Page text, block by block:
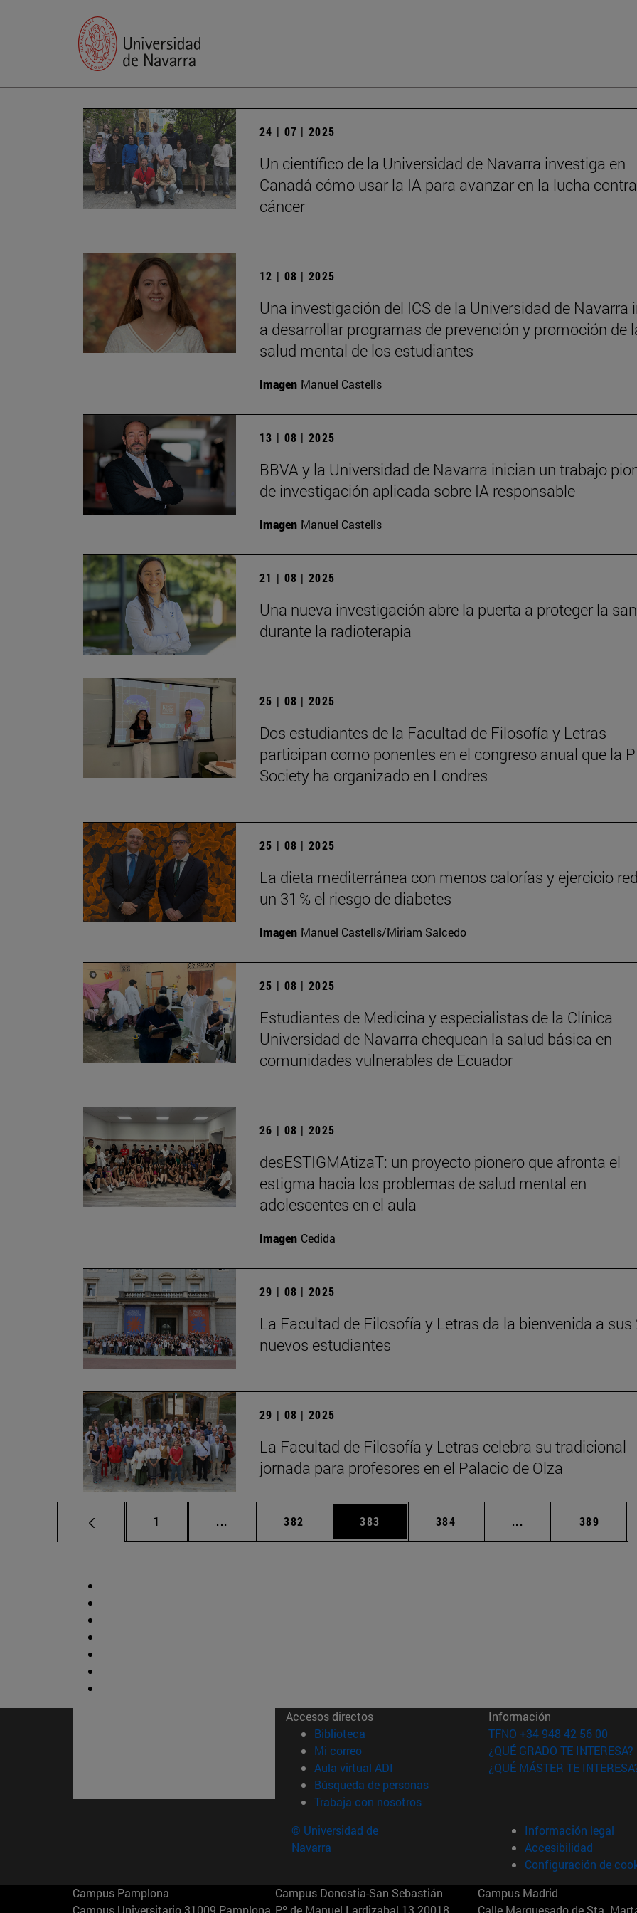
24 | 07 | 2025
Un científico de la Universidad de Navarra investiga en
Canadá cómo usar la IA para avanzar en la lucha
cáncer
12 | 08 | 2025
Una investigación del ICS de la Universidad de Navarra
a desarrollar programas de prevención y promoción de
salud mental de los estudiantes
Imagen Manuel Castells
13 | 08 | 2025
BBVA y la Universidad de Navarra inician un trabajo
de investigación aplicada sobre IA responsable
Imagen Manuel Castells
21 | 08 | 2025
Una nueva investigación abre la puerta a proteger la
durante la radioterapia
25 | 08 | 2025
Dos estudiantes de la Facultad de Filosofía y Letras
participan como ponentes en el congreso anual que la
Society ha organizado en Londres
25 | 08 | 2025
La dieta mediterránea con menos calorías y ejercicio
un 31 % el riesgo de diabetes
Imagen Manuel Castells/Miriam Salcedo
25 | 08 | 2025
Estudiantes de Medicina y especialistas de la Clínica
Universidad de Navarra chequean la salud básica en
comunidades vulnerables de Ecuador
26 | 08 | 2025
desESTIGMAtizaT: un proyecto pionero que afronta el
estigma hacia los problemas de salud mental en
adolescentes en el aula
Imagen Cedida
29 | 08 | 2025
La Facultad de Filosofía y Letras da la bienvenida a sus
nuevos estudiantes
29 | 08 | 2025
La Facultad de Filosofía y Letras celebra su tradicional
jornada para profesores en el Palacio de Olza
Página
1 ... Páginas intermedias Use TAB para desplazarse.
Página
382 Página
383 Página
384 ... Páginas intermedias
Página
389
Accesos directos
Biblioteca (abre en nueva ventana)
Mi correo(abre en nueva ventana)
Aula virtual ADI (abre en nueva ventana)
Búsqueda de personas(abre en nueva ventana)
Trabaja con nosotros(abre en nueva ventana)
Información
TFNO +34 948 42 56 00
¿QUÉ GRADO TE INTERESA?
¿QUÉ MÁSTER TE
© Universidad de
Navarra
Información legal
Accesibilidad
Configuración de
Campus Pamplona
Campus Universitario 31009 Pamplona
Campus Donostia-San Sebastián
Pº de Manuel Lardizabal 13 20018
Campus Madrid
Calle Marquesado de Sta.